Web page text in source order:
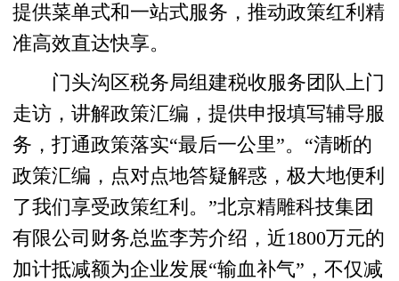
提供菜单式和一站式服务，推动政策红利精
准高效直达快享。
门头沟区税务局组建税收服务团队上门
走访，讲解政策汇编，提供申报填写辅导服
务，打通政策落实“最后一公里”。“清晰的
政策汇编，点对点地答疑解惑，极大地便利
了我们享受政策红利。”北京精雕科技集团
有限公司财务总监李芳介绍，近1800万元的
加计抵减额为企业发展“输血补气”，不仅减